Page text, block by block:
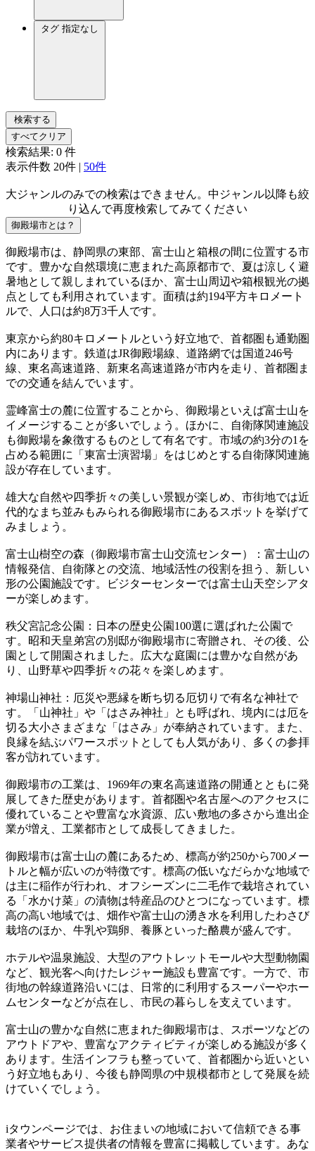
タグ 指定なし
検索する
すべてクリア
検索結果: 0 件
表示件数 20件 | 50件
大ジャンルのみでの検索はできません。中ジャンル以降も絞
り込んで再度検索してみてください
御殿場市とは？
御殿場市は、静岡県の東部、富士山と箱根の間に位置する市
です。豊かな自然環境に恵まれた高原都市で、夏は涼しく避
暑地として親しまれているほか、富士山周辺や箱根観光の拠
点としても利用されています。面積は約194平方キロメート
ルで、人口は約8万3千人です。
東京から約80キロメートルという好立地で、首都圏も通勤圏
内にあります。鉄道はJR御殿場線、道路網では国道246号
線、東名高速道路、新東名高速道路が市内を走り、首都圏ま
での交通を結んでいます。
霊峰富士の麓に位置することから、御殿場といえば富士山を
イメージすることが多いでしょう。ほかに、自衛隊関連施設
も御殿場を象徴するものとして有名です。市域の約3分の1を
占める範囲に「東富士演習場」をはじめとする自衛隊関連施
設が存在しています。
雄大な自然や四季折々の美しい景観が楽しめ、市街地では近
代的なまち並みもみられる御殿場市にあるスポットを挙げて
みましょう。
富士山樹空の森（御殿場市富士山交流センター）：富士山の
情報発信、自衛隊との交流、地域活性の役割を担う、新しい
形の公園施設です。ビジターセンターでは富士山天空シアタ
ーが楽しめます。
秩父宮記念公園：日本の歴史公園100選に選ばれた公園で
す。昭和天皇弟宮の別邸が御殿場市に寄贈され、その後、公
園として開園されました。広大な庭園には豊かな自然があ
り、山野草や四季折々の花々を楽しめます。
神場山神社：厄災や悪縁を断ち切る厄切りで有名な神社で
す。「山神社」や「はさみ神社」とも呼ばれ、境内には厄を
切る大小さまざまな「はさみ」が奉納されています。また、
良縁を結ぶパワースポットとしても人気があり、多くの参拝
客が訪れています。
御殿場市の工業は、1969年の東名高速道路の開通とともに発
展してきた歴史があります。首都圏や名古屋へのアクセスに
優れていることや豊富な水資源、広い敷地の多さから進出企
業が増え、工業都市として成長してきました。
御殿場市は富士山の麓にあるため、標高が約250から700メー
トルと幅が広いのが特徴です。標高の低いなだらかな地域で
は主に稲作が行われ、オフシーズンに二毛作で栽培されてい
る「水かけ菜」の漬物は特産品のひとつになっています。標
高の高い地域では、畑作や富士山の湧き水を利用したわさび
栽培のほか、牛乳や鶏卵、養豚といった酪農が盛んです。
ホテルや温泉施設、大型のアウトレットモールや大型動物園
など、観光客へ向けたレジャー施設も豊富です。一方で、市
街地の幹線道路沿いには、日常的に利用するスーパーやホー
ムセンターなどが点在し、市民の暮らしを支えています。
富士山の豊かな自然に恵まれた御殿場市は、スポーツなどの
アウトドアや、豊富なアクティビティが楽しめる施設が多く
あります。生活インフラも整っていて、首都圏から近いとい
う好立地もあり、今後も静岡県の中規模都市として発展を続
けていくでしょう。
iタウンページでは、お住まいの地域において信頼できる事
業者やサービス提供者の情報を豊富に掲載しています。あな